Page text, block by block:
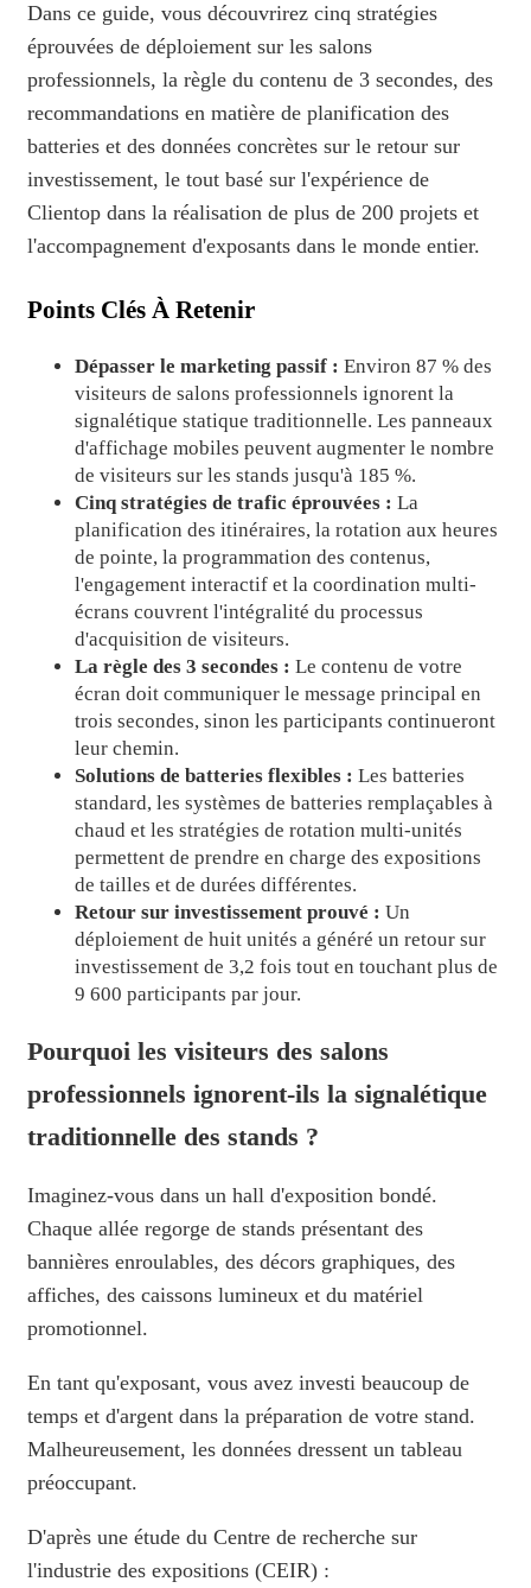
Dans ce guide, vous découvrirez cinq stratégies
éprouvées de déploiement sur les salons
professionnels, la règle du contenu de 3 secondes, des
recommandations en matière de planification des
batteries et des données concrètes sur le retour sur
investissement, le tout basé sur l'expérience de
Clientop dans la réalisation de plus de 200 projets et
l'accompagnement d'exposants dans le monde entier.
Points Clés À Retenir
Dépasser le marketing passif : Environ 87 % des
visiteurs de salons professionnels ignorent la
signalétique statique traditionnelle. Les panneaux
d'affichage mobiles peuvent augmenter le nombre
de visiteurs sur les stands jusqu'à 185 %.
Cinq stratégies de trafic éprouvées : La
planification des itinéraires, la rotation aux heures
de pointe, la programmation des contenus,
l'engagement interactif et la coordination multi-
écrans couvrent l'intégralité du processus
d'acquisition de visiteurs.
La règle des 3 secondes : Le contenu de votre
écran doit communiquer le message principal en
trois secondes, sinon les participants continueront
leur chemin.
Solutions de batteries flexibles : Les batteries
standard, les systèmes de batteries remplaçables à
chaud et les stratégies de rotation multi-unités
permettent de prendre en charge des expositions
de tailles et de durées différentes.
Retour sur investissement prouvé : Un
déploiement de huit unités a généré un retour sur
investissement de 3,2 fois tout en touchant plus de
9 600 participants par jour.
Pourquoi les visiteurs des salons
professionnels ignorent-ils la signalétique
traditionnelle des stands ?
Imaginez-vous dans un hall d'exposition bondé.
Chaque allée regorge de stands présentant des
bannières enroulables, des décors graphiques, des
affiches, des caissons lumineux et du matériel
promotionnel.
En tant qu'exposant, vous avez investi beaucoup de
temps et d'argent dans la préparation de votre stand.
Malheureusement, les données dressent un tableau
préoccupant.
D'après une étude du Centre de recherche sur
l'industrie des expositions (CEIR) :